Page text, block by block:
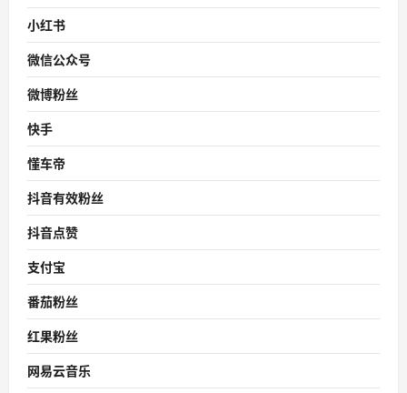
小红书
微信公众号
微博粉丝
快手
懂车帝
抖音有效粉丝
抖音点赞
支付宝
番茄粉丝
红果粉丝
网易云音乐